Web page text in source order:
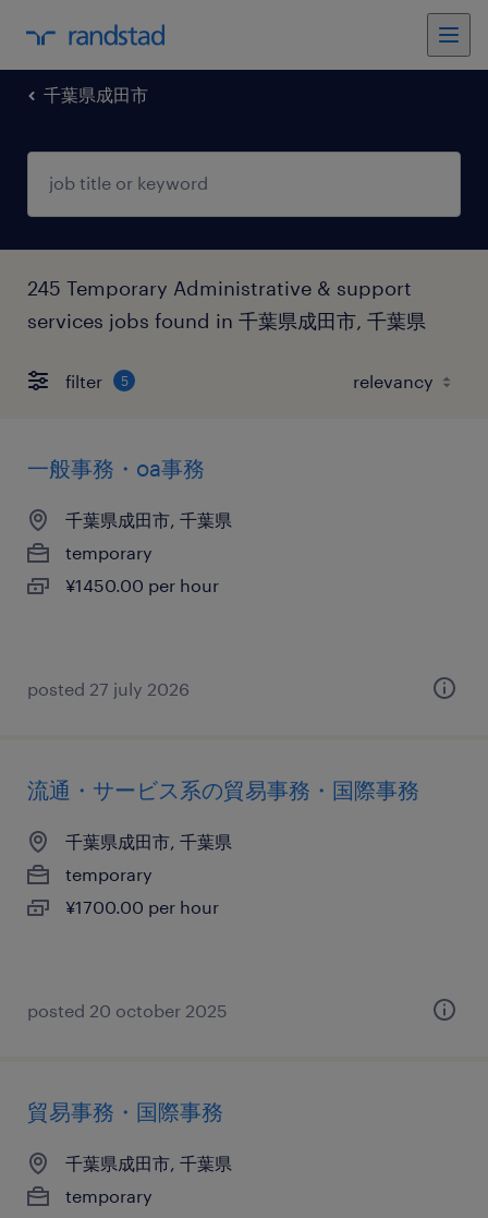
千葉県成田市
245 Temporary Administrative & support
services jobs found in 千葉県成田市, 千葉県
filter 5
一般事務・oa事務
千葉県成田市, 千葉県
temporary
¥1450.00 per hour
posted 27 july 2026
流通・サービス系の貿易事務・国際事務
千葉県成田市, 千葉県
temporary
¥1700.00 per hour
posted 20 october 2025
貿易事務・国際事務
千葉県成田市, 千葉県
temporary